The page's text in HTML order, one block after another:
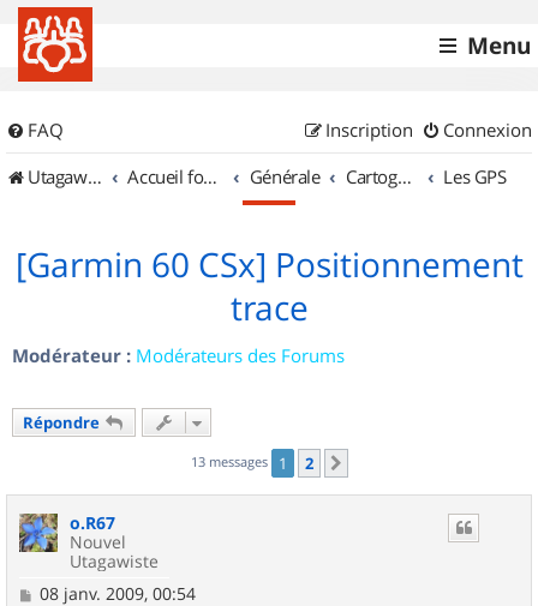
Menu
FAQ Connexion
Inscription
UtagawaVTT (Randos VTT et VTTAE avec traces GPS)
Accueil forum Générale Cartographie et GPS Les GPS
[Garmin 60 CSx] Positionnement
trace
Modérateur : Modérateurs des Forums
Répondre
13 messages 1 2
o.R67
Nouvel
Utagawiste
M
08 janv. 2009, 00:54